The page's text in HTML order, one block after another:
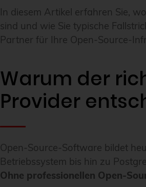
In diesem Artikel erfahren Sie,
sind und wie Sie typische
Partner für Ihre Open-Source-
Warum der
Provider
Open-Source-Software bildet
Betriebssystem bis hin zu
Ohne professionellen Open-